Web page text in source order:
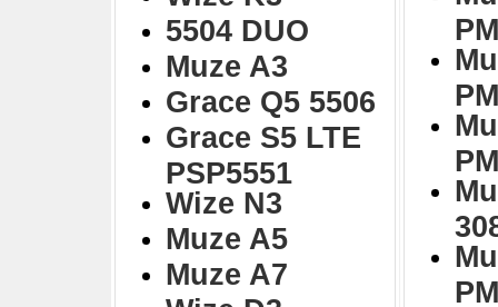
5504 DUO
Muze A3
Grace Q5 5506
Grace S5 LTE
PSP5551
Wize N3
Muze A5
Muze A7